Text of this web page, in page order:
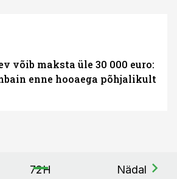
võib maksta üle 30 000 euro:
enne hooaega põhjalikult
72H Nädal